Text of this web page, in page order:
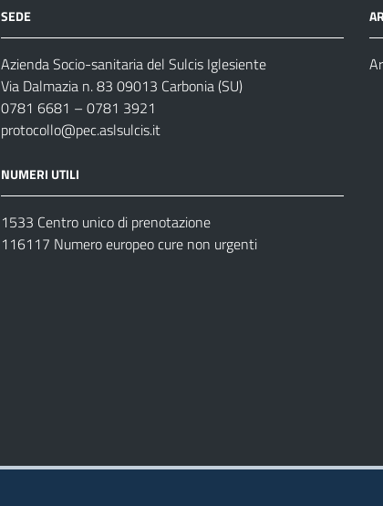
SEDE
Azienda Socio-sanitaria del Sulcis Iglesiente
Via Dalmazia n. 83 09013 Carbonia (SU)
0781 6681 – 0781 3921
protocollo@pec.aslsulcis.it
NUMERI UTILI
1533 Centro unico di prenotazione
116117 Numero europeo cure non urgenti